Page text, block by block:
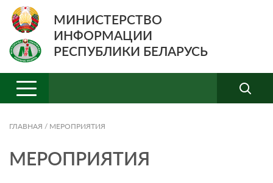
МИНИСТЕРСТВО
ИНФОРМАЦИИ
РЕСПУБЛИКИ БЕЛАРУСЬ
ГЛАВНАЯ / МЕРОПРИЯТИЯ
МЕРОПРИЯТИЯ